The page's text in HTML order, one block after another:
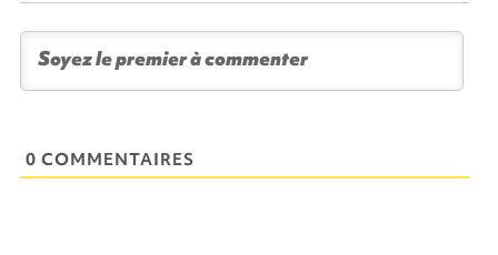
0 COMMENTAIRES